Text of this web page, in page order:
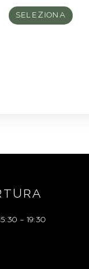
SELEZIONA
– 19:30